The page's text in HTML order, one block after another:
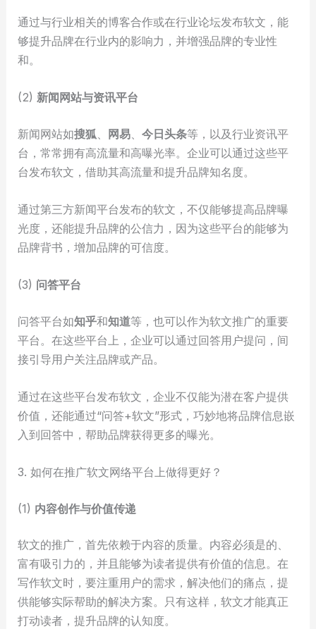
通过与行业相关的博客合作或在行业论坛发布软文，能
够提升品牌在行业内的影响力，并增强品牌的专业性
和。
(2)新闻网站与资讯平台
新闻网站如搜狐 网易 、今日头条等，以及行业资讯平
台，常常拥有高流量和高曝光率。企业可以通过这些平
台发布软文，借助其高流量和提升品牌知名度。
通过第三方新闻平台发布的软文，不仅能够提高品牌曝
光度，还能提升品牌的公信力，因为这些平台的能够为
品牌背书，增加品牌的可信度。
(3) 问答平台
问答平台如知乎和知道等，也可以作为软文推广的重要
平台。在这些平台上，企业可以通过回答用户提问，间
接引导用户关注品牌或产品。
通过在这些平台发布软文，企业不仅能为潜在客户提供
价值，还能通过“问答+软文”形式，巧妙地将品牌信息嵌
入到回答中，帮助品牌获得更多的曝光。
3. 如何在推广软文网络平台上做得更好？
(1) 内容创作与价值传递
软文的推广，首先依赖于内容的质量。内容必须是的、
富有吸引力的，并且能够为读者提供有价值的信息。在
写作软文时，要注重用户的需求，解决他们的痛点，提
供能够实际帮助的解决方案。只有这样，软文才能真正
打动读者，提升品牌的认知度。